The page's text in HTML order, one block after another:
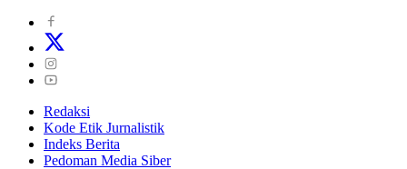
Redaksi
Kode Etik Jurnalistik
Indeks Berita
Pedoman Media Siber